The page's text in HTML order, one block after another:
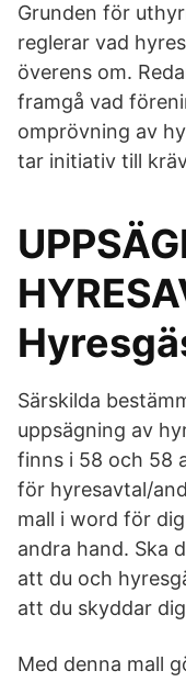
Grunden för
reglerar vad
överens om.
framgå vad
omprövning av
tar initiativ till
Särskilda
uppsägning av
finns i 58 och 58
för hyresavtal/
mall i word för
andra hand. Ska
att du och
att du skyddar
Med denna mall